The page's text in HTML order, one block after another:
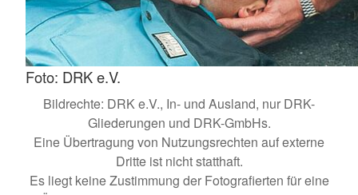
Foto: DRK e.V.
Bildrechte: DRK e.V., In- und Ausland, nur DRK-
Gliederungen und DRK-GmbHs.
Eine Übertragung von Nutzungsrechten auf externe
Dritte ist nicht statthaft.
Es liegt keine Zustimmung der Fotografierten für eine